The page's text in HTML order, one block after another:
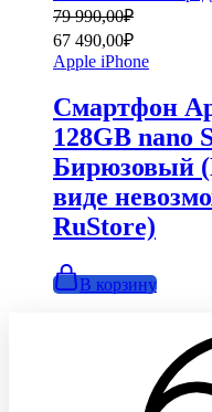
79 990,00₽
Первоначальная
цена
составляла
79
990,00₽.
67 490,00₽
Текущая
цена:
67
490,00₽.
Apple iPhone
Смартфон
128GB nano
Бирюзовый
виде
RuStore)
В корзину